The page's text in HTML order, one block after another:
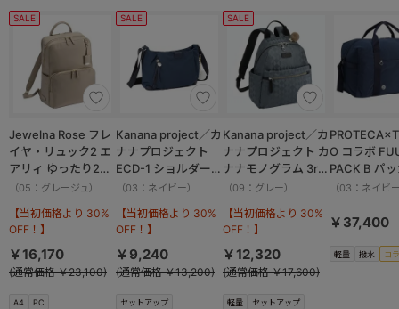
SALE
A4 PC
Jewelna Rose フレ
イヤ・リュック2 エ
アリィ ゆったり2ル
ーム 16262
（05：グレージュ）
【当初価格より 30%
OFF！】
￥16,170
(通常価格 ￥23,100)
SALE
セットアップ
Kanana project／カ
ナナプロジェクト
ECD-1 ショルダーバ
ッグ 横 19083
（03：ネイビー）
【当初価格より 30%
OFF！】
￥9,240
(通常価格 ￥13,200)
SALE
軽量 セットアップ
Kanana project／カ
ナナプロジェクト カ
ナナモノグラム 3rd
リュックサック
（09：グレー）
【当初価格より 30%
OFF！】
￥12,320
(通常価格 ￥17,600)
軽量 撥水 コ
O コラボ
PACK B パ
ボストンバ
13002
（03：ネイビ
￥37,400